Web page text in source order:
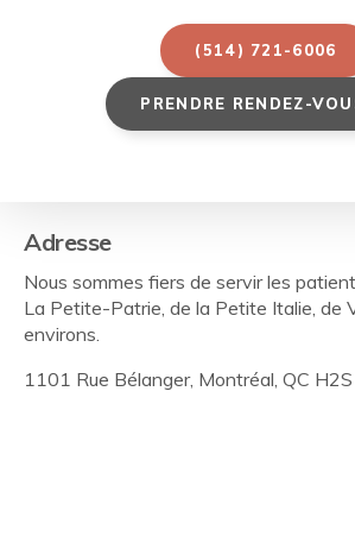
(514) 721-6006
PRENDRE RENDEZ-
Adresse
Nous sommes fiers de servir les
La Petite-Patrie, de la Petite Italie, de
environs.
1101 Rue Bélanger Montréal QC